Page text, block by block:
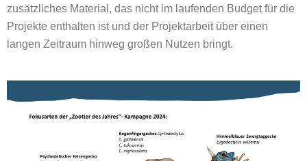
zusätzliches Material, das nicht im laufenden Budget für die
Projekte enthalten ist und der Projektarbeit über einen
langen Zeitraum hinweg großen Nutzen bringt.